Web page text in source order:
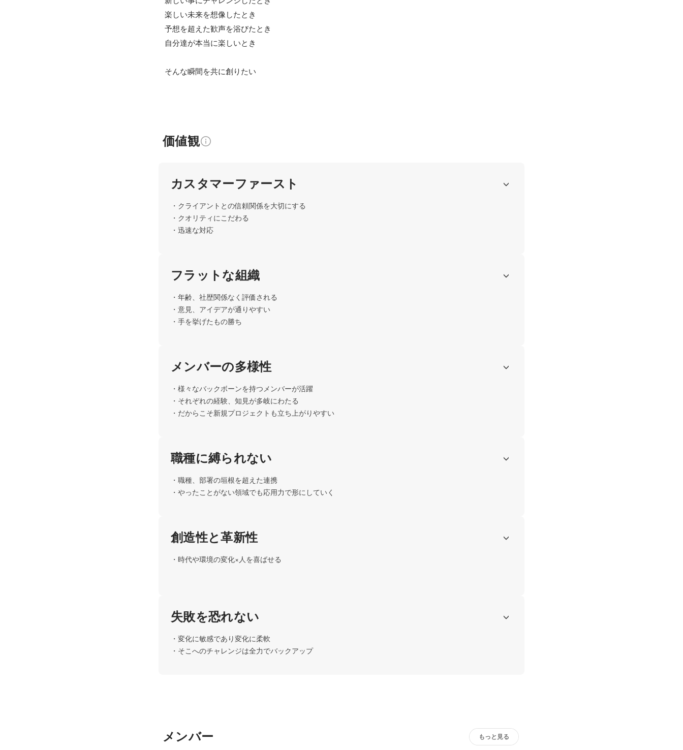
楽しい未来を想像したとき
予想を超えた歓声を浴びたとき
自分達が本当に楽しいとき
そんな瞬間を共に創りたい
価値観
カスタマーファースト
・クライアントとの信頼関係を大切にする
・クオリティにこだわる
・迅速な対応
フラットな組織
・年齢、社歴関係なく評価される
・意見、アイデアが通りやすい
・手を挙げたもの勝ち
メンバーの多様性
・様々なバックボーンを持つメンバーが活躍
・それぞれの経験、知見が多岐にわたる
・だからこそ新規プロジェクトも立ち上がりやすい
職種に縛られない
・職種、部署の垣根を超えた連携
・やったことがない領域でも応用力で形にしていく
創造性と革新性
・時代や環境の変化×人を喜ばせる
失敗を恐れない
・変化に敏感であり変化に柔軟
・そこへのチャレンジは全力でバックアップ
メンバー もっと見る